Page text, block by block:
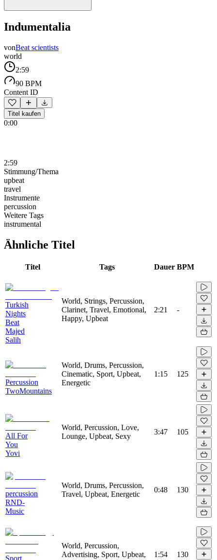
Indumentalia
vonBeat scientists
world
2:59
90 BPM
Content ID
Titel kaufen
0:00
2:59
Stimmung/Thema
upbeat
travel
Instrumente
percussion
Weitere Tags
instrumental
Ähnliche Titel
Titel Tags Dauer BPM
Turkish
Nights
Beat
Majed
Salih
World, Strings, Percussion,
Clarinet, Travel, Emotional,
Happy, Upbeat
2:21 -
Percussion
TwoMountains
World, Drums, Percussion,
Cinematic, Sport, Upbeat,
Energetic
1:15 125
All For
You
Yovi
World, Percussion, Love,
Lounge, Upbeat, Sexy
3:47 105
percussion
RND-
Music
World, Drums, Percussion,
Travel, Upbeat, Energetic
0:48 130
Sport
World, Percussion,
Advertising, Sport, Upbeat,
1:54 130